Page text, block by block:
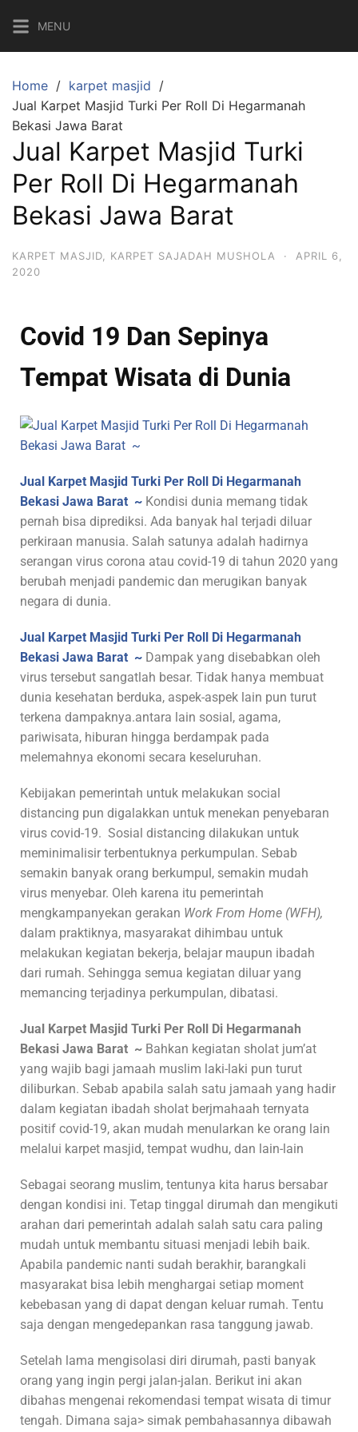
MENU
Home
karpet masjid
Jual Karpet Masjid Turki Per Roll Di Hegarmanah
Bekasi Jawa Barat
Jual Karpet Masjid Turki
Per Roll Di Hegarmanah
Bekasi Jawa Barat
KARPET MASJID KARPET SAJADAH MUSHOLA ·
APRIL 6,
2020
Covid 19 Dan Sepinya
Tempat Wisata di Dunia
Jual Karpet Masjid Turki Per Roll Di Hegarmanah
Bekasi Jawa Barat ~ Kondisi dunia memang tidak
pernah bisa diprediksi. Ada banyak hal terjadi diluar
perkiraan manusia. Salah satunya adalah hadirnya
serangan virus corona atau covid-19 di tahun 2020 yang
berubah menjadi pandemic dan merugikan banyak
negara di dunia.
Jual Karpet Masjid Turki Per Roll Di Hegarmanah
Bekasi Jawa Barat ~ Dampak yang disebabkan oleh
virus tersebut sangatlah besar. Tidak hanya membuat
dunia kesehatan berduka, aspek-aspek lain pun turut
terkena dampaknya.antara lain sosial, agama,
pariwisata, hiburan hingga berdampak pada
melemahnya ekonomi secara keseluruhan.
Kebijakan pemerintah untuk melakukan social
distancing pun digalakkan untuk menekan penyebaran
virus covid-19. Sosial distancing dilakukan untuk
meminimalisir terbentuknya perkumpulan. Sebab
semakin banyak orang berkumpul, semakin mudah
virus menyebar. Oleh karena itu pemerintah
mengkampanyekan gerakan Work From Home (WFH),
dalam praktiknya, masyarakat dihimbau untuk
melakukan kegiatan bekerja, belajar maupun ibadah
dari rumah. Sehingga semua kegiatan diluar yang
memancing terjadinya perkumpulan, dibatasi.
Jual Karpet Masjid Turki Per Roll Di Hegarmanah
Bekasi Jawa Barat ~ Bahkan kegiatan sholat jum’at
yang wajib bagi jamaah muslim laki-laki pun turut
diliburkan. Sebab apabila salah satu jamaah yang hadir
dalam kegiatan ibadah sholat berjmahaah ternyata
positif covid-19, akan mudah menularkan ke orang lain
melalui karpet masjid, tempat wudhu, dan lain-lain
Sebagai seorang muslim, tentunya kita harus bersabar
dengan kondisi ini. Tetap tinggal dirumah dan mengikuti
arahan dari pemerintah adalah salah satu cara paling
mudah untuk membantu situasi menjadi lebih baik.
Apabila pandemic nanti sudah berakhir, barangkali
masyarakat bisa lebih menghargai setiap moment
kebebasan yang di dapat dengan keluar rumah. Tentu
saja dengan mengedepankan rasa tanggung jawab.
Setelah lama mengisolasi diri dirumah, pasti banyak
orang yang ingin pergi jalan-jalan. Berikut ini akan
dibahas mengenai rekomendasi tempat wisata di timur
tengah. Dimana saja> simak pembahasannya dibawah